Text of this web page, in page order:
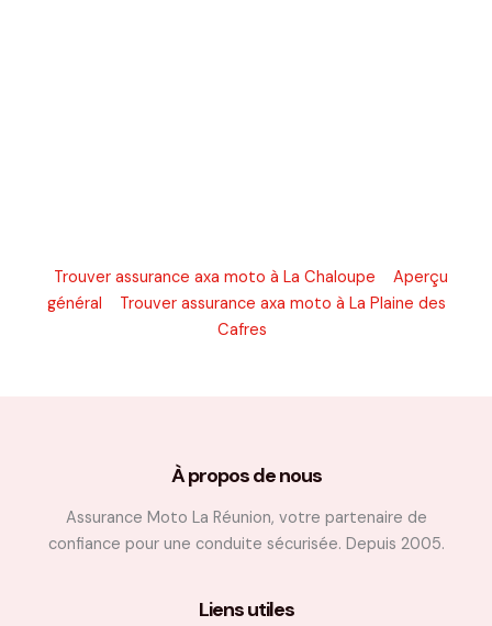
Trouver assurance axa moto à La Chaloupe
Aperçu
général
Trouver assurance axa moto à La Plaine des
Cafres
À propos de nous
Assurance Moto La Réunion, votre partenaire de
confiance pour une conduite sécurisée. Depuis 2005.
Liens utiles